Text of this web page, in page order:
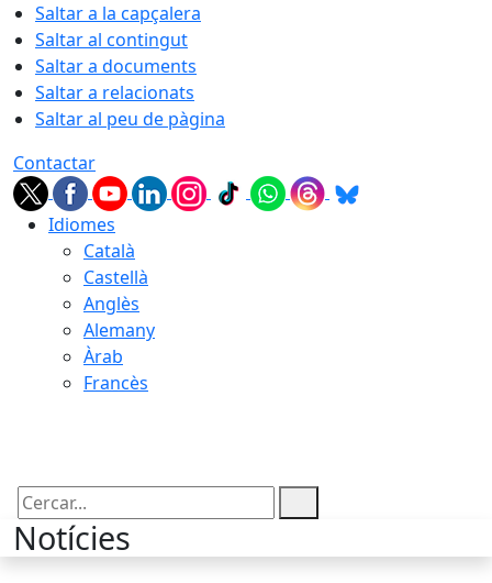
Saltar a la capçalera
Saltar al contingut
Saltar a documents
Saltar a relacionats
Saltar al peu de pàgina
Contactar
Idiomes
Català
Castellà
Anglès
Alemany
Àrab
Francès
Cercar:
Notícies